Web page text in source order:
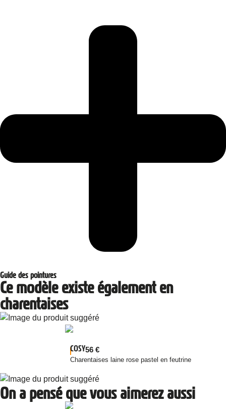
Guide des pointures
Ce modèle existe également en
charentaises
COSY56 €
Charentaises laine rose pastel en feutrine
On a pensé que vous aimerez aussi